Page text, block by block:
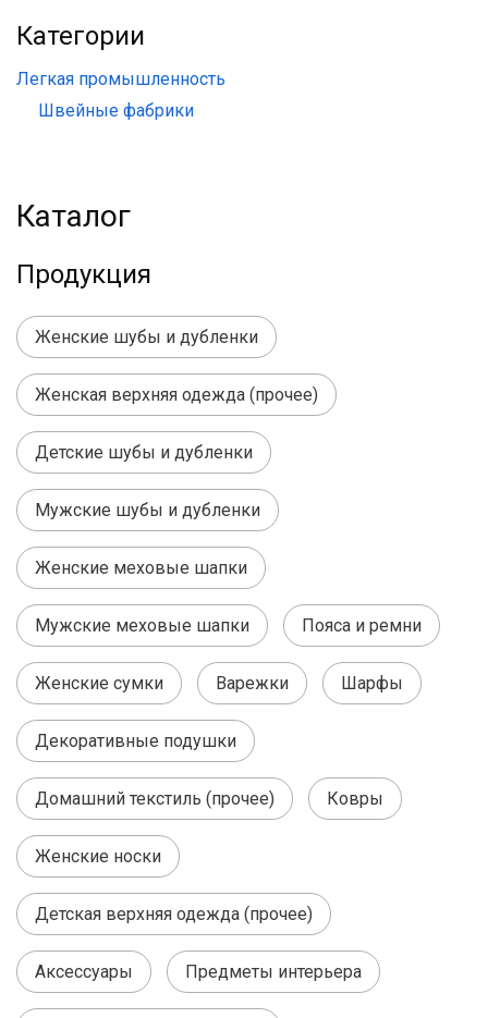
Категории
Легкая промышленность
Швейные фабрики
Каталог
Продукция
Женские шубы и дубленки
Женская верхняя одежда (прочее)
Детские шубы и дубленки
Мужские шубы и дубленки
Женские меховые шапки
Мужские меховые шапки Пояса и ремни
Женские сумки Варежки Шарфы
Декоративные подушки
Домашний текстиль (прочее) Ковры
Женские носки
Детская верхняя одежда (прочее)
Аксессуары Предметы интерьера